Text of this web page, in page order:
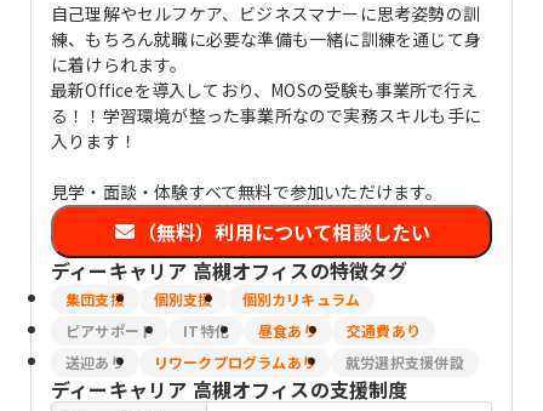
自己理解やセルフケア、ビジネスマナーに思考姿勢の訓
練、もちろん就職に必要な準備も一緒に訓練を通じて身
に着けられます。
最新Officeを導入しており、MOSの受験も事業所で行え
る！！学習環境が整った事業所なので実務スキルも手に
入ります！
見学・面談・体験すべて無料で参加いただけます。
（無料）利用について相談したい
ディーキャリア 高槻オフィスの特徴タグ
集団支援 個別支援
個別カリキュラム
ピアサポート
IT特化 昼食あり
交通費あり
送迎あり
リワークプログラムあり 就労選択支援併設
ディーキャリア 高槻オフィスの支援制度